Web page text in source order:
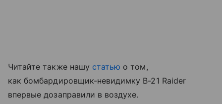
Читайте также нашу статью о том,
как бомбардировщик-невидимку B-21 Raider
впервые дозаправили в воздухе.